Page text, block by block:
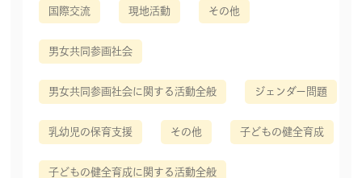
国際交流 現地活動 その他
男女共同参画社会
男女共同参画社会に関する活動全般 ジェンダー問題
乳幼児の保育支援 その他 子どもの健全育成
子どもの健全育成に関する活動全般